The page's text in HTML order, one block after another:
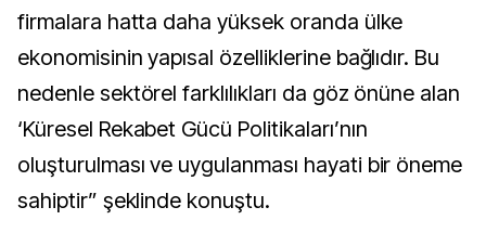
firmalara hatta daha yüksek oranda ülke
ekonomisinin yapısal özelliklerine bağlıdır. Bu
nedenle sektörel farklılıkları da göz önüne alan
‘Küresel Rekabet Gücü Politikaları’nın
oluşturulması ve uygulanması hayati bir öneme
sahiptir” şeklinde konuştu.